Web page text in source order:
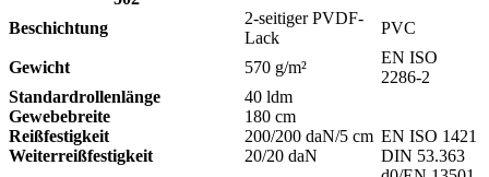
Beschichtung
2-seitiger PVDF-
Lack
PVC
Gewicht 570 g/m²
EN ISO
2286-2
Standardrollenlänge
40 ldm
Gewebebreite
180 cm
Reißfestigkeit
200/200 daN/5 cm EN ISO 1421
Weiterreißfestigkeit
20/20 daN
DIN 53.363